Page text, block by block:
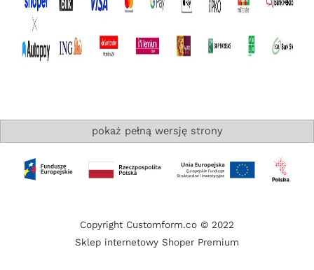
pokaż pełną wersję strony
Sklep internetowy Shoper Premium
Copyright Customform.co © 2022